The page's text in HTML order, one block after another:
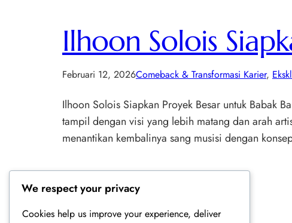
Ilhoon Solois
Februari 12, 2026Comeback & Transformasi Karier,
Ilhoon Solois Siapkan Proyek Besar untuk Babak
tampil dengan visi yang lebih matang dan arah
menantikan kembalinya sang musisi dengan
We respect your privacy
Cookies help us improve your experience, deliver